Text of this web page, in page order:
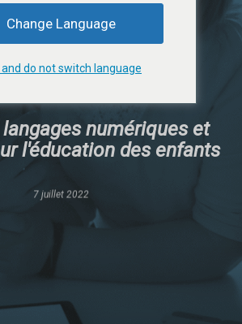
numériques et
l'éducation des enfants
7 juillet 2022
Change Language
and do not switch language